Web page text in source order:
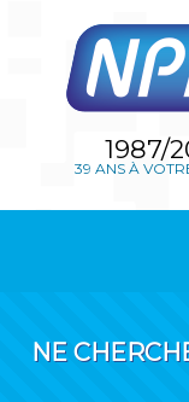
1987/
39 ANS À
NE